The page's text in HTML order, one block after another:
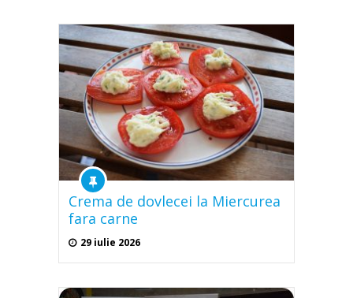
Crema de dovlecei la Miercurea
fara carne
29 iulie 2026